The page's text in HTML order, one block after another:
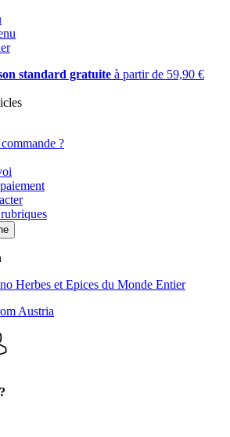
standard gratuite à partir de 59,90 €
?
Herbes et Epices du Monde Entier